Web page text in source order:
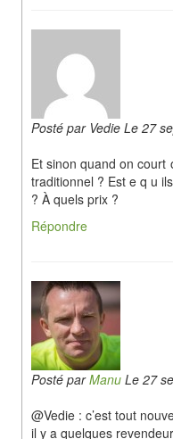
Posté par Vedie Le 27
Et sinon quand on court
traditionnel ? Est e q u
? À quels prix ?
Répondre
Posté parManu Le 27
@Vedie : c’est tout
il y a quelques